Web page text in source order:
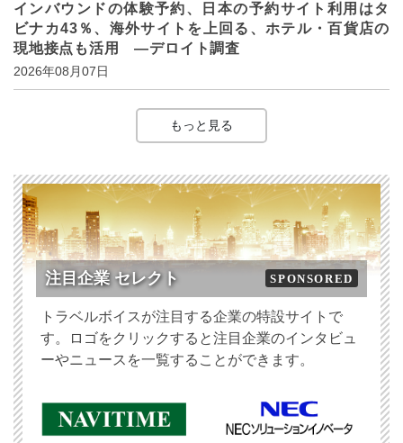
インバウンドの体験予約、日本の予約サイト利用はタ
ビナカ43％、海外サイトを上回る、ホテル・百貨店の
現地接点も活用 ―デロイト調査
2026年08月07日
もっと見る
注目企業 セレクト SPONSORED
トラベルボイスが注目する企業の特設サイトで
す。ロゴをクリックすると注目企業のインタビュ
ーやニュースを一覧することができます。